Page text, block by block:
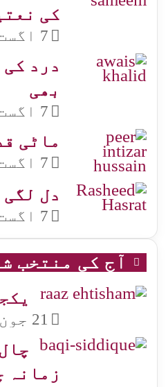
کی
7 اگست, 2026
درد
بھی
7 اگست, 2026
ماٹی
7 اگست, 2026
دل
7 اگست, 2026
آج کی منتخب
21 جون, 2020
زمانہ